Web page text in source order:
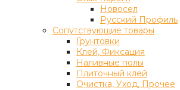
Новосел
Русский Профиль
Сопутствующие товары
Грунтовки
Клей, Фиксация
Наливные полы
Плиточный клей
Очистка, Уход, Прочее